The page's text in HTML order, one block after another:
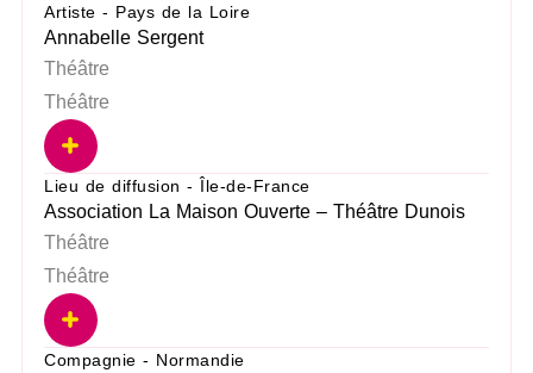
Artiste - Pays de la Loire
Annabelle Sergent
Théâtre
Théâtre
Lieu de diffusion - Île-de-France
Association La Maison Ouverte – Théâtre Dunois
Théâtre
Théâtre
Compagnie - Normandie